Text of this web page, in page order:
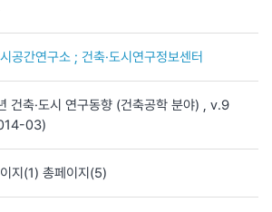
공간연구소 ; 건축·도시연구정보센터
건축·도시 연구동향 (건축공학 분야) , v.9
03)
지(1) 총페이지(5)